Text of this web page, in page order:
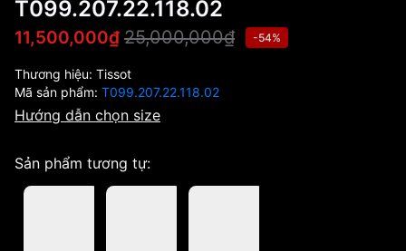
T099.207.22.118.02
11,500,000₫ 25,000,000₫ -54%
Thương hiệu: Tissot
Mã sản phẩm: T099.207.22.118.02
Hướng dẫn chọn size
Sản phẩm tương tự: